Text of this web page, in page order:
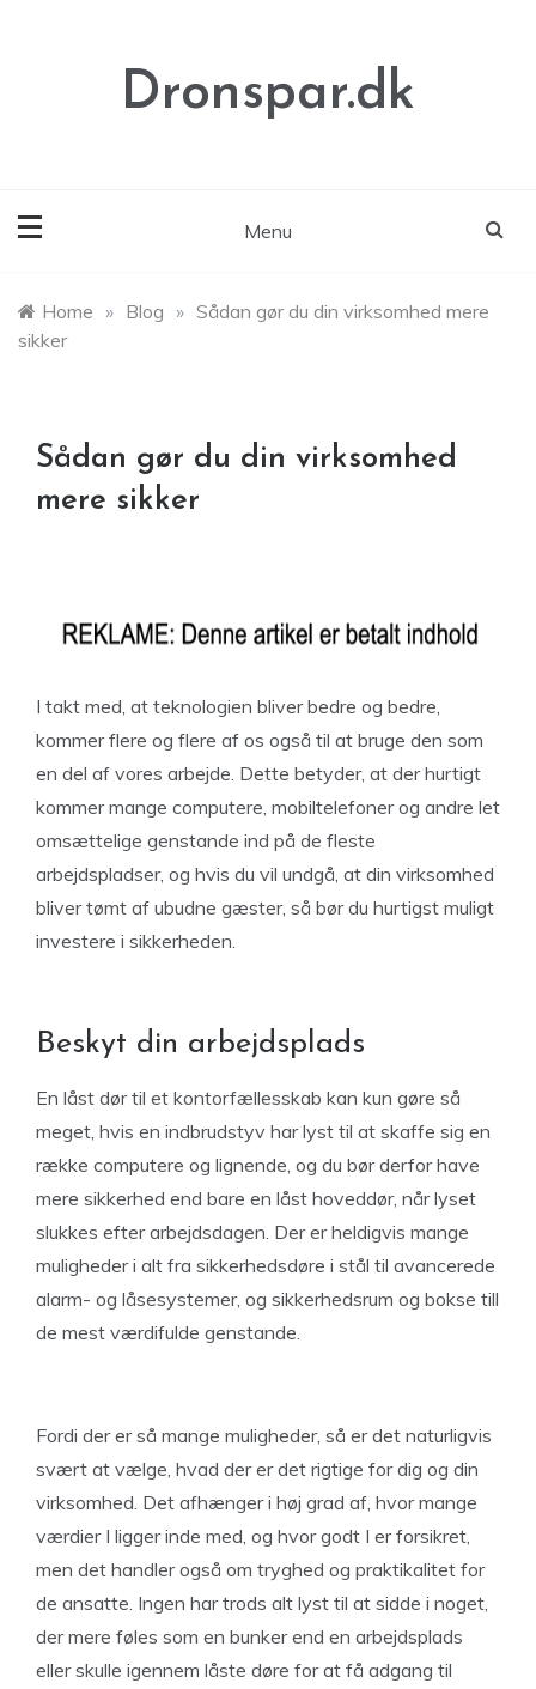
Dronspar.dk
Menu
Home » Blog » Sådan gør du din virksomhed mere
sikker
Sådan gør du din virksomhed
mere sikker
I takt med, at teknologien bliver bedre og bedre,
kommer flere og flere af os også til at bruge den som
en del af vores arbejde. Dette betyder, at der hurtigt
kommer mange computere, mobiltelefoner og andre let
omsættelige genstande ind på de fleste
arbejdspladser, og hvis du vil undgå, at din virksomhed
bliver tømt af ubudne gæster, så bør du hurtigst muligt
investere i sikkerheden.
Beskyt din arbejdsplads
En låst dør til et kontorfællesskab kan kun gøre så
meget, hvis en indbrudstyv har lyst til at skaffe sig en
række computere og lignende, og du bør derfor have
mere sikkerhed end bare en låst hoveddør, når lyset
slukkes efter arbejdsdagen. Der er heldigvis mange
muligheder i alt fra sikkerhedsdøre i stål til avancerede
alarm- og låsesystemer, og sikkerhedsrum og bokse till
de mest værdifulde genstande.
Fordi der er så mange muligheder, så er det naturligvis
svært at vælge, hvad der er det rigtige for dig og din
virksomhed. Det afhænger i høj grad af, hvor mange
værdier I ligger inde med, og hvor godt I er forsikret,
men det handler også om tryghed og praktikalitet for
de ansatte. Ingen har trods alt lyst til at sidde i noget,
der mere føles som en bunker end en arbejdsplads
eller skulle igennem låste døre for at få adgang til